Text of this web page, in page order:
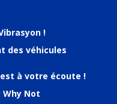
!
des véhicules
à votre écoute !
Not